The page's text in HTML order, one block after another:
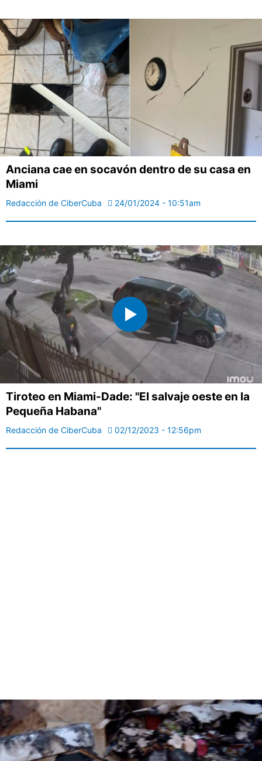
Anciana cae en socavón dentro de su casa en
Miami
Redacción de CiberCuba 24/01/2024 - 10:51am
Tiroteo en Miami-Dade: "El salvaje oeste en la
Pequeña Habana"
Redacción de CiberCuba 02/12/2023 - 12:56pm